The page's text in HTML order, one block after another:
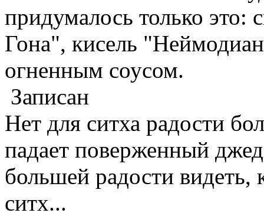
придумалось только это:
Гона", кисель
огненным соусом.
Записан
Нет для ситха радости
падает поверженный
большей радости видеть,
ситх...